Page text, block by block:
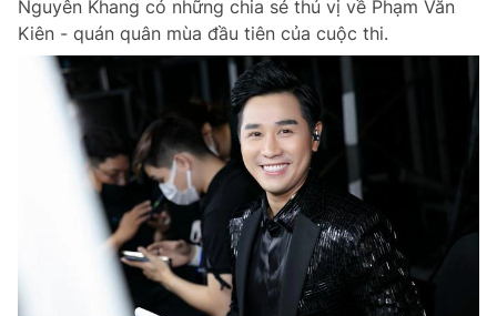
Nguyên Khang có những chia sẻ thú vị về Phạm Văn
Kiên - quán quân mùa đầu tiên của cuộc thi.